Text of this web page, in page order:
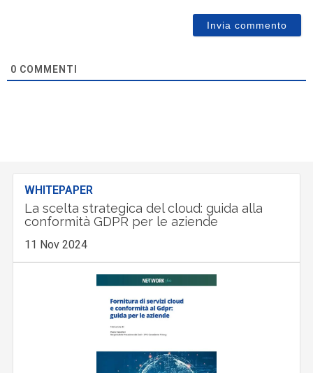
0 COMMENTI
WHITEPAPER
La scelta strategica del cloud: guida alla
conformità GDPR per le aziende
11 Nov 2024